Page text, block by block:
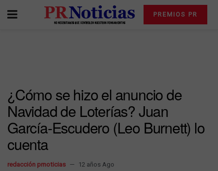
PREMIOS PR
¿Cómo se hizo el anuncio de
Navidad de Loterías? Juan
García-Escudero (Leo Burnett) lo
cuenta
redacción prnoticias 12 años Ago